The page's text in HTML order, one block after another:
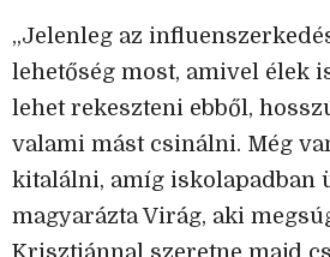
„Jelenleg az
lehetőség most, amivel élek
lehet rekeszteni ebből,
valami mást csinálni. Még
kitalálni, amíg iskolapadban
magyarázta Virág, aki